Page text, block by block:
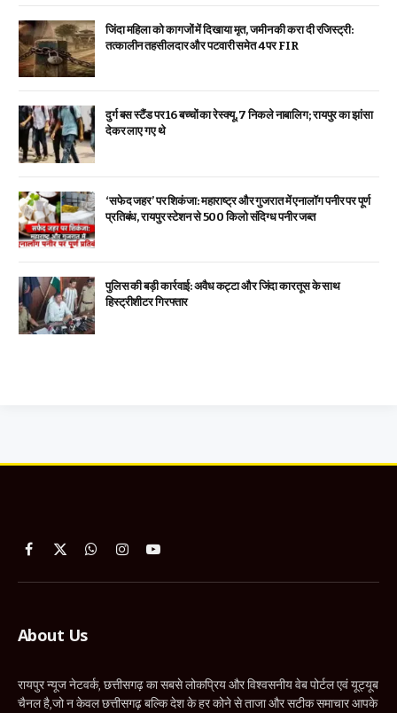
जिंदा महिला को कागजों में दिखाया मृत, जमीन की करा दी रजिस्ट्री:
तत्कालीन तहसीलदार और पटवारी समेत 4 पर FIR
दुर्ग बस स्टैंड पर 16 बच्चों का रेस्क्यू, 7 निकले नाबालिग; रायपुर का झांसा
देकर लाए गए थे
‘सफेद जहर’ पर शिकंजा: महाराष्ट्र और गुजरात में एनालॉग पनीर पर पूर्ण
प्रतिबंध, रायपुर स्टेशन से 500 किलो संदिग्ध पनीर जब्त
पुलिस की बड़ी कार्रवाई: अवैध कट्टा और जिंदा कारतूस के साथ
हिस्ट्रीशीटर गिरफ्तार
Facebook
X
WhatsApp
InstagramYouTube
About Us
रायपुर न्यूज नेटवर्क, छत्तीसगढ़ का सबसे लोकप्रिय और विश्वसनीय वेब पोर्टल एवं यूट्यूब
चैनल है,जो न केवल छत्तीसगढ़ बल्कि देश के हर कोने से ताजा और सटीक समाचार आपके